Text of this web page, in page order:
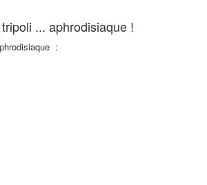
... aphrodisiaque !
: